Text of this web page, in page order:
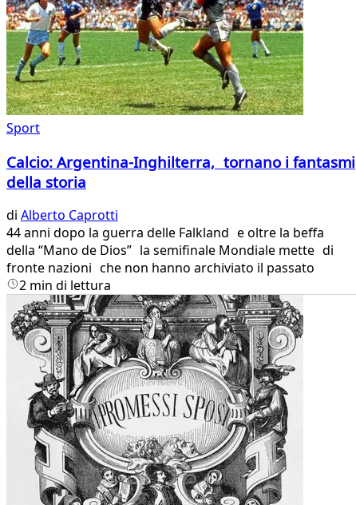
Sport
Calcio: Argentina-Inghilterra, tornano i fantasmi
della storia
di Alberto Caprotti
44 anni dopo la guerra delle Falkland e oltre la beffa
della “Mano de Dios” la semifinale Mondiale mette di
fronte nazioni che non hanno archiviato il passato
2 min di lettura